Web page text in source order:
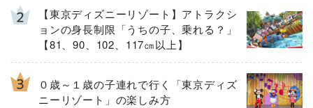
【東京ディズニーリゾート】アトラクシ
ョンの身長制限「うちの子、乗れる？」
【81、90、102、117㎝以上】
０歳～１歳の子連れで行く「東京ディズ
ニーリゾート」の楽しみ方